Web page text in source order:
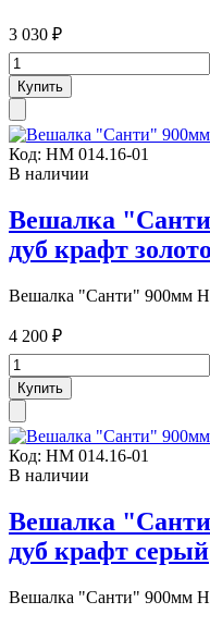
3 030 ₽
Код: НМ 014.16-01
В наличии
Вешалка
дуб крафт
Вешалка "Санти" 900мм
4 200 ₽
Код: НМ 014.16-01
В наличии
Вешалка
дуб крафт серый
Вешалка "Санти" 900мм